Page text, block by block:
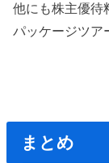
他にも株主優待
パッケージツア
まとめ